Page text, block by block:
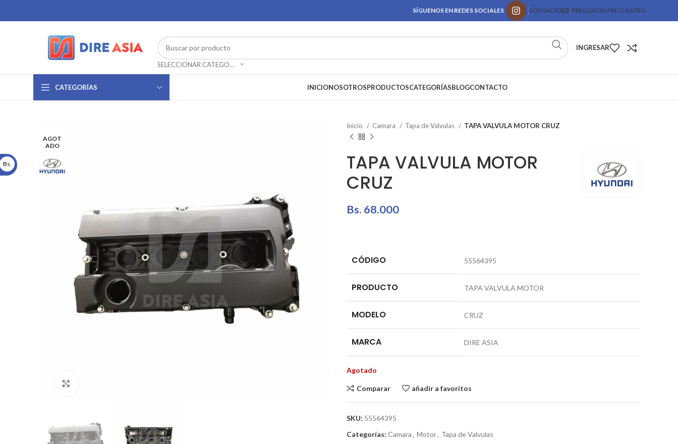
SÍGUENOS EN REDES SOCIALES CONTACTO PREGUNTAS FRECUENTES
SELECCIONAR CATEGORÍA
INGRESAR
CATEGORÍAS INICIONOSOTROSPRODUCTOSCATEGORÍASBLOGCONTACTO
AGOT
ADO
Inicio Camara Tapa de Valvulas TAPA VALVULA MOTOR CRUZ
TAPA VALVULA MOTOR
CRUZ
Bs. 68.000
CÓDIGO 55564395
PRODUCTO TAPA VALVULA MOTOR
MODELO CRUZ
MARCA DIRE ASIA
Agotado
Comparar añadir a favoritos
SKU: 55564395
Categorías: Camara, Motor, Tapa de Valvulas
Bs.